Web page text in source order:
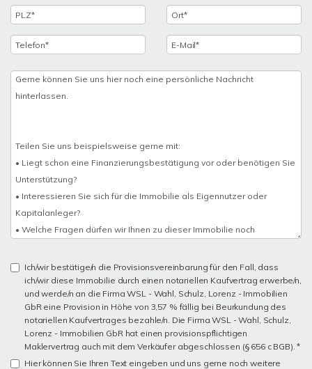
Ich/wir bestätige/n die Provisionsvereinbarung für den Fall, dass
ich/wir diese Immobilie durch einen notariellen Kaufvertrag erwerbe/n,
und werde/n an die Firma WSL - Wahl, Schulz, Lorenz - Immobilien
GbR eine Provision in Höhe von 3,57 % fällig bei Beurkundung des
notariellen Kaufvertrages bezahle/n. Die Firma WSL - Wahl, Schulz,
Lorenz - Immobilien GbR hat einen provisionspflichtigen
Maklervertrag auch mit dem Verkäufer abgeschlossen (§ 656 c BGB). *
Hier können Sie Ihren Text eingeben und uns gerne noch weitere